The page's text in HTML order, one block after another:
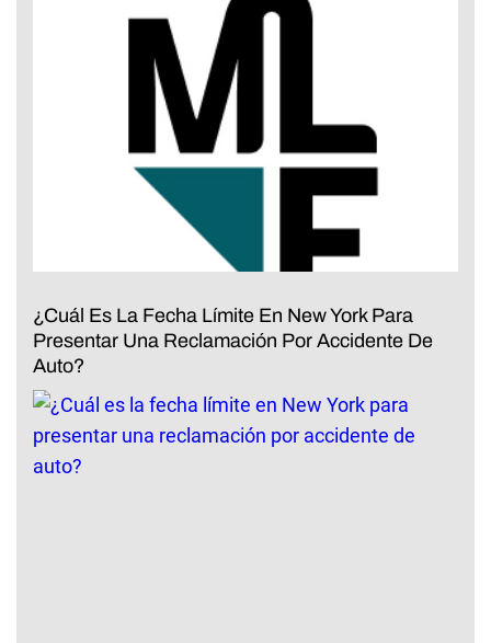
¿Cuál Es La Fecha Límite En New York Para
Presentar Una Reclamación Por Accidente De
Auto?